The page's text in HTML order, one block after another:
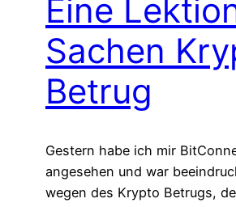
Eine
Sachen
Betrug
Gestern habe ich mir
angesehen und war
wegen des Krypto Betrugs,